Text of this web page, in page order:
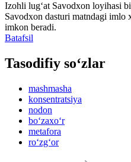
Izohli lugʻat Savodxon loyihasi
Savodxon dasturi matndagi imlo
imkon beradi.
Batafsil
Tasodifiy so‘zlar
mashmasha
konsentratsiya
nodon
bo‘zaxo‘r
metafora
ro‘zg‘or